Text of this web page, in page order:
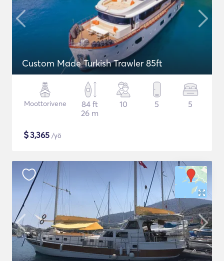
Custom Made Turkish Trawler 85ft
Moottorivene
84 ft
26 m
10 5 5
$3,365 /yö